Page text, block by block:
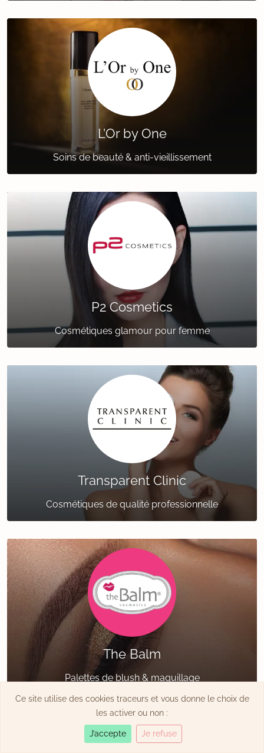
L’Or by One
Soins de beauté & anti-vieillissement
P2 Cosmetics
Cosmétiques glamour pour femme
Transparent Clinic
Cosmétiques de qualité professionnelle
The Balm
Palettes de blush & maquillage
Ce site utilise des cookies traceurs et vous donne le choix de
les activer ou non :
J’accepte Je refuse